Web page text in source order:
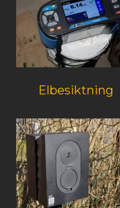
Elbesiktning